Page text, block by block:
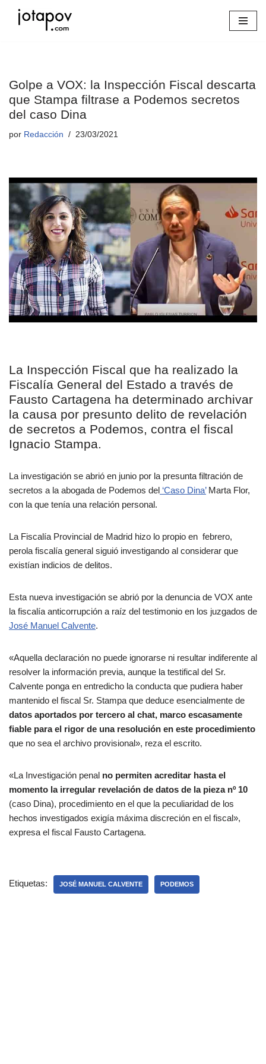
Golpe a VOX: la Inspección Fiscal descarta
que Stampa filtrase a Podemos secretos
del caso Dina
por Redacción 23/03/2021
La Inspección Fiscal que ha realizado la
Fiscalía General del Estado a través de
Fausto Cartagena ha determinado archivar
la causa por presunto delito de revelación
de secretos a Podemos, contra el fiscal
Ignacio Stampa.
La investigación se abrió en junio por la presunta filtración de
secretos a la abogada de Podemos del ‘Caso Dina’Marta Flor,
con la que tenía una relación personal.
La Fiscalía Provincial de Madrid hizo lo propio en febrero,
perola fiscalía general siguió investigando al considerar que
existían indicios de delitos.
Esta nueva investigación se abrió por la denuncia de VOX ante
la fiscalía anticorrupción a raíz del testimonio en los juzgados de
José Manuel Calvente.
«Aquella declaración no puede ignorarse ni resultar indiferente al
resolver la información previa, aunque la testifical del Sr.
Calvente ponga en entredicho la conducta que pudiera haber
mantenido el fiscal Sr. Stampa que deduce esencialmente de
datos aportados por tercero al chat, marco escasamente
fiable para el rigor de una resolución en este procedimiento
que no sea el archivo provisional», reza el escrito.
«La Investigación penal no permiten acreditar hasta el
momento la irregular revelación de datos de la pieza nº 10
(caso Dina), procedimiento en el que la peculiaridad de los
hechos investigados exigía máxima discreción en el fiscal»,
expresa el fiscal Fausto Cartagena.
Etiquetas: JOSÉ MANUEL CALVENTE PODEMOS